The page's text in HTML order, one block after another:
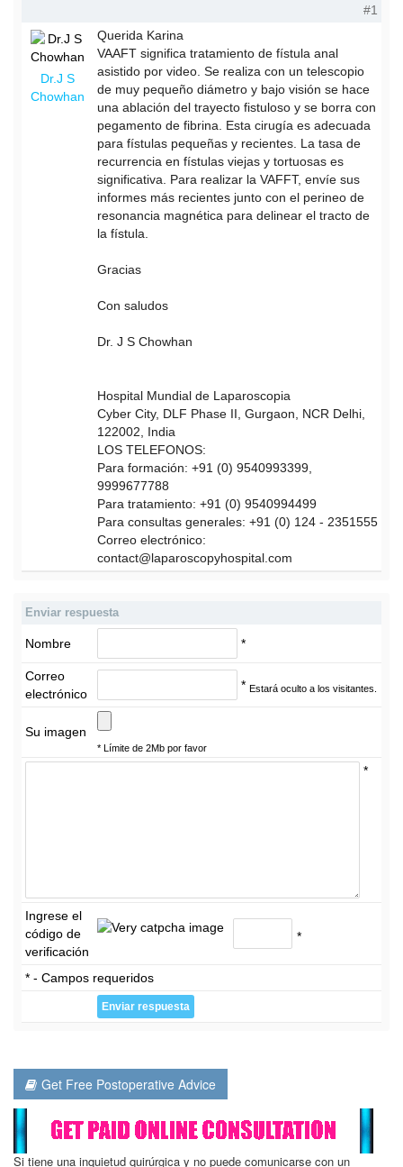
#1
Dr.J S
Chowhan
Querida Karina
VAAFT significa tratamiento de fístula anal
asistido por video. Se realiza con un telescopio
de muy pequeño diámetro y bajo visión se hace
una ablación del trayecto fistuloso y se borra con
pegamento de fibrina. Esta cirugía es adecuada
para fístulas pequeñas y recientes. La tasa de
recurrencia en fístulas viejas y tortuosas es
significativa. Para realizar la VAFFT, envíe sus
informes más recientes junto con el perineo de
resonancia magnética para delinear el tracto de
la fístula.
Gracias
Con saludos
Dr. J S Chowhan
Hospital Mundial de Laparoscopia
Cyber City, DLF Phase II, Gurgaon, NCR Delhi,
122002, India
LOS TELEFONOS:
Para formación: +91 (0) 9540993399,
9999677788
Para tratamiento: +91 (0) 9540994499
Para consultas generales: +91 (0) 124 - 2351555
Correo electrónico:
contact@laparoscopyhospital.com
Enviar respuesta
Nombre *
Correo
electrónico
* Estará oculto a los visitantes.
Su imagen
* Límite de 2Mb por favor
*
Ingrese el
código de
verificación
*
* - Campos requeridos
Get Free Postoperative Advice
Si tiene una inquietud quirúrgica y no puede comunicarse con un